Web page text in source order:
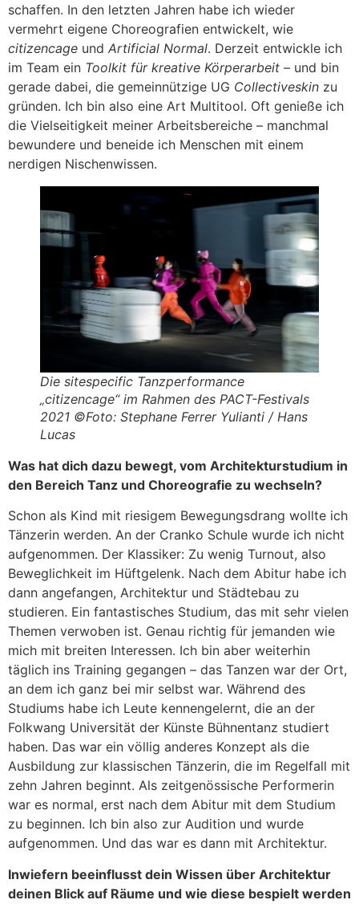
schaffen. In den letzten Jahren habe ich wieder
vermehrt eigene Choreografien entwickelt, wie
citizencage und Artificial Normal. Derzeit entwickle ich
im Team ein Toolkit für kreative Körperarbeit – und bin
gerade dabei, die gemeinnützige UG Collectiveskin zu
gründen. Ich bin also eine Art Multitool. Oft genieße ich
die Vielseitigkeit meiner Arbeitsbereiche – manchmal
bewundere und beneide ich Menschen mit einem
nerdigen Nischenwissen.
Die sitespecific Tanzperformance
„citizencage“ im Rahmen des PACT-Festivals
2021 ©Foto: Stephane Ferrer Yulianti / Hans
Lucas
Was hat dich dazu bewegt, vom Architekturstudium in
den Bereich Tanz und Choreografie zu wechseln?
Schon als Kind mit riesigem Bewegungsdrang wollte ich
Tänzerin werden. An der Cranko Schule wurde ich nicht
aufgenommen. Der Klassiker: Zu wenig Turnout, also
Beweglichkeit im Hüftgelenk. Nach dem Abitur habe ich
dann angefangen, Architektur und Städtebau zu
studieren. Ein fantastisches Studium, das mit sehr vielen
Themen verwoben ist. Genau richtig für jemanden wie
mich mit breiten Interessen. Ich bin aber weiterhin
täglich ins Training gegangen – das Tanzen war der Ort,
an dem ich ganz bei mir selbst war. Während des
Studiums habe ich Leute kennengelernt, die an der
Folkwang Universität der Künste Bühnentanz studiert
haben. Das war ein völlig anderes Konzept als die
Ausbildung zur klassischen Tänzerin, die im Regelfall mit
zehn Jahren beginnt. Als zeitgenössische Performerin
war es normal, erst nach dem Abitur mit dem Studium
zu beginnen. Ich bin also zur Audition und wurde
aufgenommen. Und das war es dann mit Architektur.
Inwiefern beeinflusst dein Wissen über Architektur
deinen Blick auf Räume und wie diese bespielt werden